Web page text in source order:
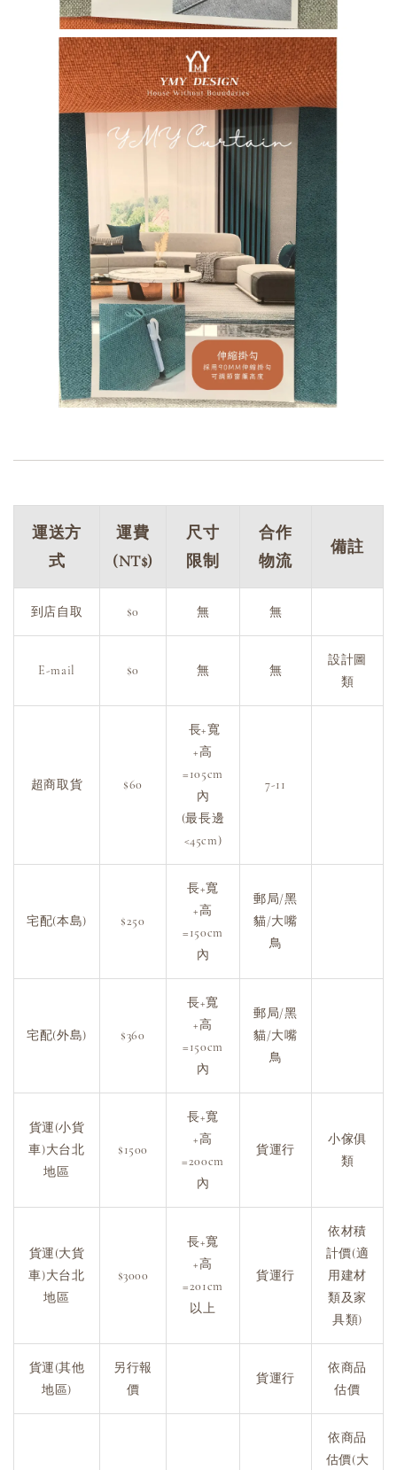
運送方
式
運費
(NT$)
尺寸
限制
合作
物流
備註
到店自取 $0 無 無
E-mail $0 無 無
設計圖
類
超商取貨 $60
長+寬
+高
=105cm
內
(最長邊
<45cm)
7-11
宅配(本島) $250
長+寬
+高
=150cm
內
郵局/黑
貓/大嘴
鳥
宅配(外島) $360
長+寬
+高
=150cm
內
郵局/黑
貓/大嘴
鳥
貨運(小貨
車)大台北
地區
$1500
長+寬
+高
=200cm
內
貨運行
小傢俱
類
貨運(大貨
車)大台北
地區
$3000
長+寬
+高
=201cm
以上
貨運行
依材積
計價(適
用建材
類及家
具類)
貨運(其他
地區)
另行報
價
貨運行
依商品
估價
依商品
估價(大